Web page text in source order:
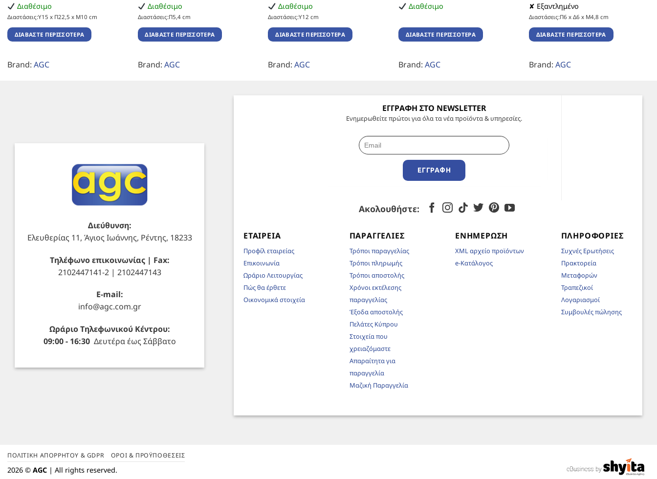
Διαθέσιμο
Διαστάσεις:Υ15 x Π22,5 x Μ10 cm
ΔΙΑΒΆΣΤΕ ΠΕΡΙΣΣΌΤΕΡΑ
Brand: AGC
Διαθέσιμο
Διαστάσεις:Π5,4 cm
ΔΙΑΒΆΣΤΕ ΠΕΡΙΣΣΌΤΕΡΑ
Brand: AGC
Διαθέσιμο
Διαστάσεις:Υ12 cm
ΔΙΑΒΆΣΤΕ ΠΕΡΙΣΣΌΤΕΡΑ
Brand:AGC
Διαθέσιμο
ΔΙΑΒΆΣΤΕ ΠΕΡΙΣΣΌΤΕΡΑ
Brand:AGC
✘ Εξαντλημένο
Διαστάσεις:Π6 x Δ6 x Μ4,8 cm
ΔΙΑΒΆΣΤΕ ΠΕΡΙΣΣΌΤΕΡΑ
Brand: AGC
Διεύθυνση:
Ελευθερίας 11, Άγιος Ιωάννης, Ρέντης, 18233
Τηλέφωνο επικοινωνίας | Fax:
2102447141-2 | 2102447143
E-mail:
info@agc.com.gr
Ωράριο Τηλεφωνικού Κέντρου:
09:00 - 16:30Δευτέρα έως Σάββατο
ΕΓΓΡΑΦΗ ΣΤΟ NEWSLETTER
Ενημερωθείτε πρώτοι για όλα τα νέα προϊόντα & υπηρεσίες.
ΕΓΓΡΑΦΉ
Ακολουθήστε:
ΕΤΑΙΡΕΊΑ
Προφίλ εταιρείας
Επικοινωνία
Ωράριο Λειτουργίας
Πώς θα έρθετε
Οικονομικά στοιχεία
ΠΑΡΑΓΓΕΛΊΕΣ
Τρόποι παραγγελίας
Τρόποι πληρωμής
Τρόποι αποστολής
Χρόνοι εκτέλεσης
παραγγελίας
Έξοδα αποστολής
Πελάτες Κύπρου
Στοιχεία που
χρειαζόμαστε
Απαραίτητα για
παραγγελία
Μαζική Παραγγελία
ΕΝΗΜΈΡΩΣΗ
XML αρχείο προϊόντων
e-Κατάλογος
ΠΛΗΡΟΦΟΡΊΕΣ
Συχνές Ερωτήσεις
Πρακτορεία
Μεταφορών
Τραπεζικοί
Λογαριασμοί
Συμβουλές πώλησης
ΠΟΛΙΤΙΚΉ ΑΠΟΡΡΉΤΟΥ & GDPR ΌΡΟΙ & ΠΡΟΫΠΟΘΈΣΕΙΣ
2026 © AGC | All rights reserved.